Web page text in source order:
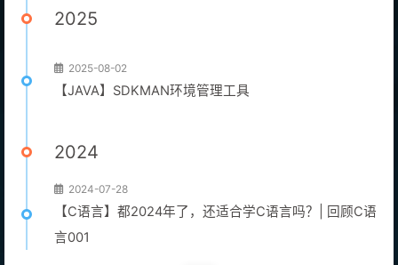
2025
2025-08-02
【JAVA】SDKMAN环境管理工具
2024
2024-07-28
【C语言】都2024年了，还适合学C语言吗？| 回顾C语
言001